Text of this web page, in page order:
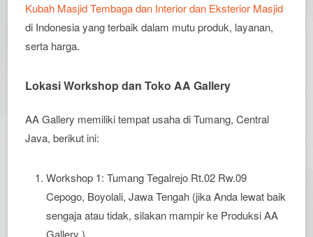
Kubah Masjid Tembaga dan Interior dan Eksterior Masjid
di Indonesia yang terbaik dalam mutu produk, layanan,
serta harga.
Lokasi Workshop dan Toko AA Gallery
AA Gallery memiliki tempat usaha di Tumang, Central
Java, berikut ini:
Workshop 1: Tumang Tegalrejo Rt.02 Rw.09
Cepogo, Boyolali, Jawa Tengah (jika Anda lewat baik
sengaja atau tidak, silakan mampir ke Produksi AA
Gallery )